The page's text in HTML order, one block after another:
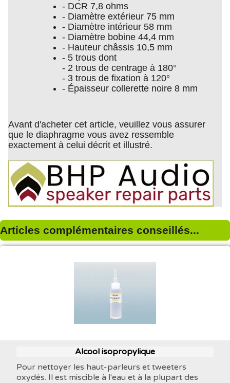
- DCR 7,8 ohms
- Diamètre extérieur 75 mm
- Diamètre intérieur 58 mm
- Diamètre bobine 44,4 mm
- Hauteur châssis 10,5 mm
- 5 trous dont
- 2 trous de centrage à 180°
- 3 trous de fixation à 120°
- Épaisseur collerette noire 8 mm
Avant d'acheter cet article, veuillez vous assurer
que le diaphragme vous avez ressemble
exactement à celui décrit et illustré.
Articles complémentaires conseillés...
Alcool isopropylique
Pour nettoyer les haut-parleurs et tweeters
oxydés. Il est miscible à l'eau et à la plupart des